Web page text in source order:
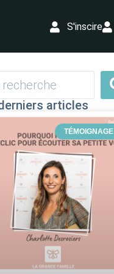
S'inscire
articles
TÉMOIGNAGE